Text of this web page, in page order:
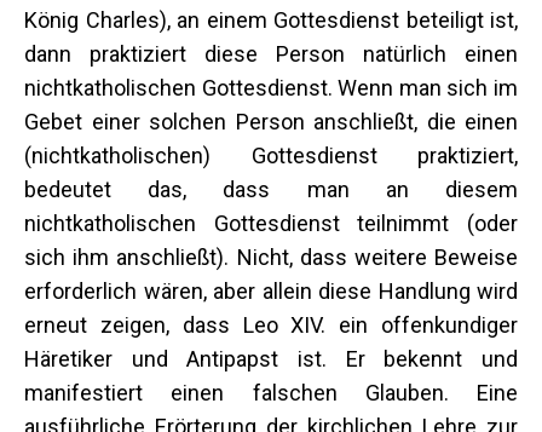
König Charles), an einem Gottesdienst beteiligt ist,
dann praktiziert diese Person natürlich einen
nichtkatholischen Gottesdienst. Wenn man sich im
Gebet einer solchen Person anschließt, die einen
(nichtkatholischen) Gottesdienst praktiziert,
bedeutet das, dass man an diesem
nichtkatholischen Gottesdienst teilnimmt (oder
sich ihm anschließt). Nicht, dass weitere Beweise
erforderlich wären, aber allein diese Handlung wird
erneut zeigen, dass Leo XIV. ein offenkundiger
Häretiker und Antipapst ist. Er bekennt und
manifestiert einen falschen Glauben. Eine
ausführliche Erörterung der kirchlichen Lehre zur